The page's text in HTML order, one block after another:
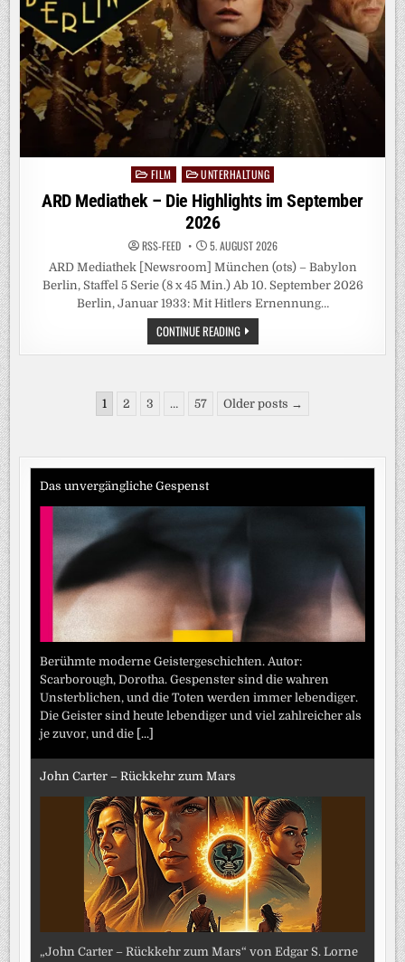
Posted
in
FILM UNTERHALTUNG
ARD Mediathek – Die Highlights im September
2026
RSS-FEED 5. AUGUST 2026
ARD Mediathek [Newsroom] München (ots) – Babylon
Berlin, Staffel 5 Serie (8 x 45 Min.) Ab 10. September 2026
Berlin, Januar 1933: Mit Hitlers Ernennung…
CONTINUE READINGARD
MEDIATHEK
–
SEPTEMBER
2026
Seitennummerierung
Beiträge
1 2 3 … 57 Older posts →
Das unvergängliche Gespenst
Berühmte moderne Geistergeschichten. Autor:
Scarborough, Dorotha. Gespenster sind die wahren
Unsterblichen, und die Toten werden immer lebendiger.
Die Geister sind heute lebendiger und viel zahlreicher als
je zuvor, und die [...]
John Carter – Rückkehr zum Mars
„John Carter – Rückkehr zum Mars“ von Edgar S. Lorne